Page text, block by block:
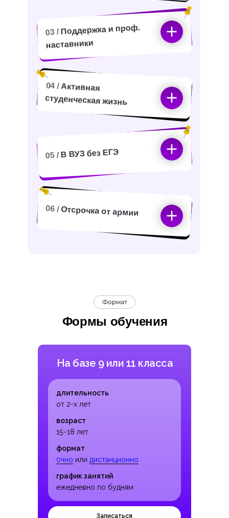
04 /Активная
студенческая жизнь
05 / В ВУЗ без ЕГЭ
06 / Отсрочка от армии
03 / Поддержка и проф.
наставники
Формат
Формы обучения
На базе 9 или 11 класса
Записаться
формат
0чно или дистанционно
график занятий
ежедневно по будням
возраст
15−18 лет
длительность
от 2-х лет